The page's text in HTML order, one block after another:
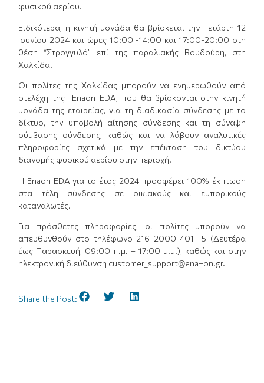
φυσικού αερίου.
Ειδικότερα, η κινητή μονάδα θα βρίσκεται την Τετάρτη 12
Ιουνίου 2024 και ώρες 10:00 -14:00 και 17:00-20:00 στη
θέση “Στρογγυλό” επί της παραλιακής Βουδούρη, στη
Χαλκίδα.
Οι πολίτες της Χαλκίδας μπορούν να ενημερωθούν από
στελέχη της Enaon EDA, που θα βρίσκονται στην κινητή
μονάδα της εταιρείας, για τη διαδικασία σύνδεσης με το
δίκτυο, την υποβολή αίτησης σύνδεσης και τη σύναψη
σύμβασης σύνδεσης, καθώς και να λάβουν αναλυτικές
πληροφορίες σχετικά με την επέκταση του δικτύου
διανομής φυσικού αερίου στην περιοχή.
Η Enaon EDA για το έτος 2024 προσφέρει 100% έκπτωση
στα τέλη σύνδεσης σε οικιακούς και εμπορικούς
καταναλωτές.
Για πρόσθετες πληροφορίες, οι πολίτες μπορούν να
απευθυνθούν στο τηλέφωνο 216 2000 401- 5 (Δευτέρα
έως Παρασκευή, 09:00 π.μ. – 17:00 μ.μ.), καθώς και στην
ηλεκτρονική διεύθυνση customer_support@ena–on.gr.
Share the Post: